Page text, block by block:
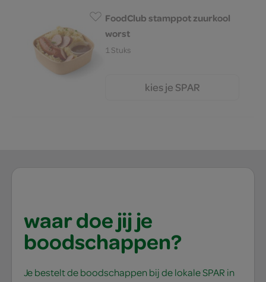
FoodClub stamppot zuurkool
worst
1 Stuks
kies je SPAR
waar doe jij je
boodschappen?
Je bestelt de boodschappen bij de lokale SPAR in